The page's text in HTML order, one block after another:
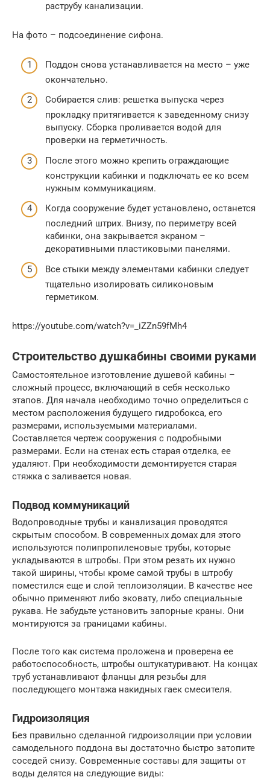
раструбу канализации.
На фото – подсоединение сифона.
Поддон снова устанавливается на место – уже
окончательно.
Собирается слив: решетка выпуска через
прокладку притягивается к заведенному снизу
выпуску. Сборка проливается водой для
проверки на герметичность.
После этого можно крепить ограждающие
конструкции кабинки и подключать ее ко всем
нужным коммуникациям.
Когда сооружение будет установлено, останется
последний штрих. Внизу, по периметру всей
кабинки, она закрывается экраном –
декоративными пластиковыми панелями.
Все стыки между элементами кабинки следует
тщательно изолировать силиконовым
герметиком.
https://youtube.com/watch?v=_iZZn59fMh4
Строительство душкабины своими руками
Самостоятельное изготовление душевой кабины –
сложный процесс, включающий в себя несколько
этапов. Для начала необходимо точно определиться с
местом расположения будущего гидробокса, его
размерами, используемыми материалами.
Составляется чертеж сооружения с подробными
размерами. Если на стенах есть старая отделка, ее
удаляют. При необходимости демонтируется старая
стяжка с заливается новая.
Подвод коммуникаций
Водопроводные трубы и канализация проводятся
скрытым способом. В современных домах для этого
используются полипропиленовые трубы, которые
укладываются в штробы. При этом резать их нужно
такой ширины, чтобы кроме самой трубы в штробу
поместился еще и слой теплоизоляции. В качестве нее
обычно применяют либо эковату, либо специальные
рукава. Не забудьте установить запорные краны. Они
монтируются за границами кабины.
После того как система проложена и проверена ее
работоспособность, штробы оштукатуривают. На концах
труб устанавливают фланцы для резьбы для
последующего монтажа накидных гаек смесителя.
Гидроизоляция
Без правильно сделанной гидроизоляции при условии
самодельного поддона вы достаточно быстро затопите
соседей снизу. Современные составы для защиты от
воды делятся на следующие виды: